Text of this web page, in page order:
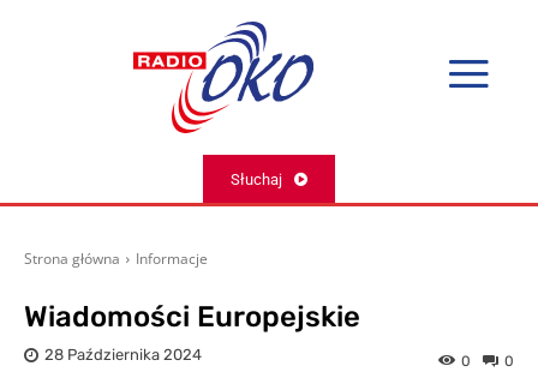
Słuchaj
Strona główna Informacje
Wiadomości Europejskie
28 Października 2024 0
0